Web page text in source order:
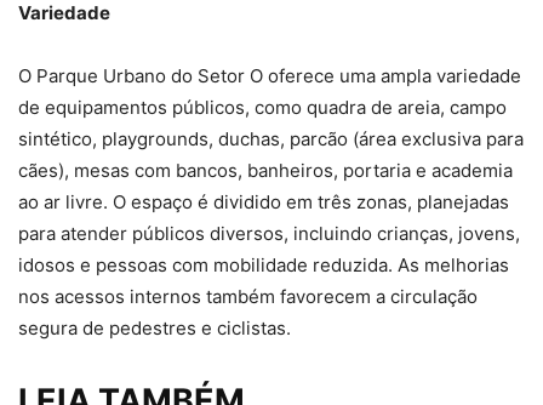
Variedade
O Parque Urbano do Setor O oferece uma ampla variedade
de equipamentos públicos, como quadra de areia, campo
sintético, playgrounds, duchas, parcão (área exclusiva para
cães), mesas com bancos, banheiros, portaria e academia
ao ar livre. O espaço é dividido em três zonas, planejadas
para atender públicos diversos, incluindo crianças, jovens,
idosos e pessoas com mobilidade reduzida. As melhorias
nos acessos internos também favorecem a circulação
segura de pedestres e ciclistas.